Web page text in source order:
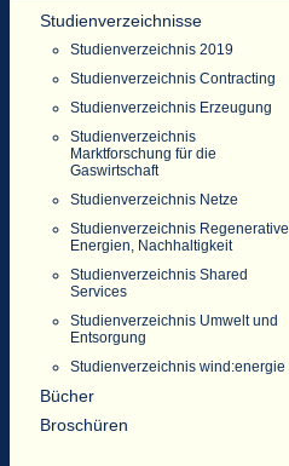
Studienverzeichnisse
Studienverzeichnis 2019
Studienverzeichnis Contracting
Studienverzeichnis Erzeugung
Studienverzeichnis
Marktforschung für die
Gaswirtschaft
Studienverzeichnis Netze
Studienverzeichnis Regenerative
Energien, Nachhaltigkeit
Studienverzeichnis Shared
Services
Studienverzeichnis Umwelt und
Entsorgung
Studienverzeichnis wind:energie
Bücher
Broschüren